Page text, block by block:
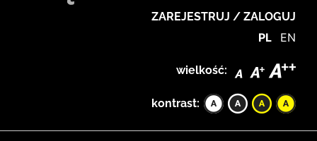
ZAREJESTRUJ / ZALOGUJ
PL EN
wielkość:
kontrast: